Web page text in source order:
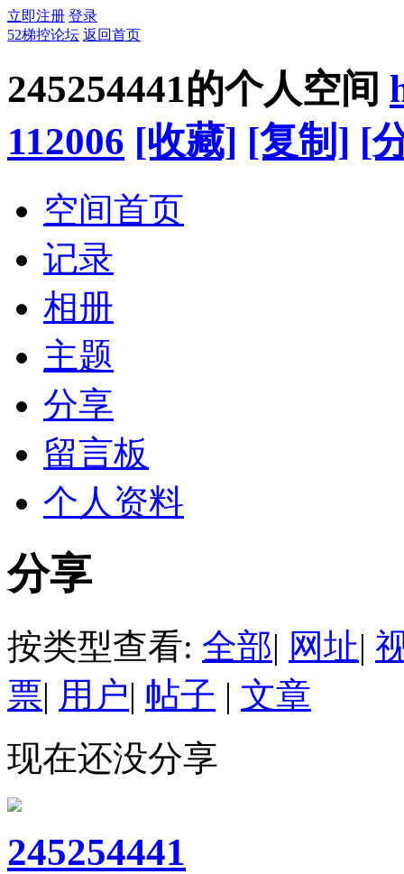
立即注册 登录
52梯控论坛 返回首页
245254441的个人空间
112006 [收藏] [复制] [
空间首页
记录
相册
主题
分享
留言板
个人资料
分享
按类型查看: 全部| 网址|
票| 用户| 帖子 | 文章
现在还没分享
245254441